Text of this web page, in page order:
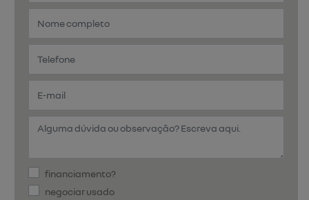
financiamento?
negociar usado